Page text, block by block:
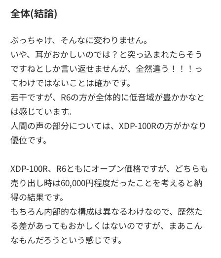
全体(結論)
ぶっちゃけ、そんなに変わりません。
いや、耳がおかしいのでは？と突っ込まれたらそう
ですねとしか言い返せませんが、全然違う！！！っ
てわけではないことは確かです。
若干ですが、R6の方が全体的に低音域が豊かかなと
は感じています。
人間の声の部分については、XDP-100Rの方がかなり
優位です。
XDP-100R、R6ともにオープン価格ですが、どちらも
売り出し時は60,000円程度だったことを考えると納
得の結果です。
もちろん内部的な構成は異なるわけなので、歴然た
る差があってもおかしくはないのですが、まあこん
なもんだろうという感じです。